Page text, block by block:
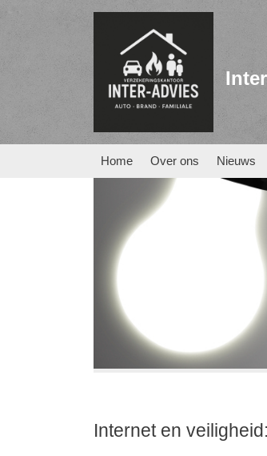
Home Over ons Nieuws
Internet en